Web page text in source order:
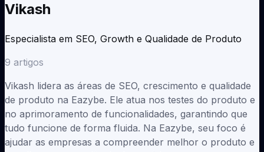
Vikash
Especialista em SEO, Growth e Qualidade de Produto
9 artigos
Vikash lidera as áreas de SEO, crescimento e qualidade
de produto na Eazybe. Ele atua nos testes do produto e
no aprimoramento de funcionalidades, garantindo que
tudo funcione de forma fluida. Na Eazybe, seu foco é
ajudar as empresas a compreender melhor o produto e